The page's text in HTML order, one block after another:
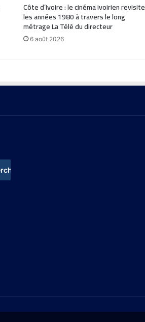
Côte d’Ivoire : le cinéma ivoirien revisite
les années 1980 à travers le long
métrage La Télé du directeur
6 août 2026